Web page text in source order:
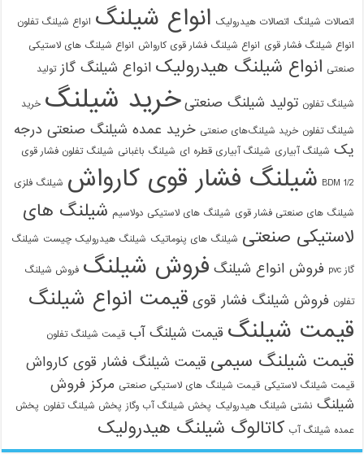
اتصالات شیلنگ اتصالات هیدرولیک انواع شیلنگ انواع شیلنگ تفلون
انواع شیلنگ فشار قوی انواع شیلنگ فشار قوی کارواش انواع شیلنگ های لاستیکی
صنعتی انواع شیلنگ هیدرولیک انواع شیلنگ گاز تولید
شیلنگ تفلون تولید شیلنگ صنعتی خرید شیلنگ خرید
شیلنگ تفلون خرید شیلنگ‌های صنعتی خرید عمده شیلنگ صنعتی درجه
یک شیلنگ آبیاری شیلنگ آبیاری قطره ای شیلنگ باغبانی شیلنگ تفلون فشار قوی
1/2 BDM شیلنگ فشار قوی کارواش شیلنگ فلزی
شیلنگ های صنعتی فشار قوی شیلنگ های لاستیکی دولاسیم شیلنگ های
لاستیکی صنعتی شیلنگ های پنوماتیک شیلنگ هیدرولیک چیست شیلنگ
گاز pvc فروش انواع شیلنگ فروش شیلنگ فروش شیلنگ
تفلون فروش شیلنگ فشار قوی قیمت انواع شیلنگ
قیمت شیلنگ قیمت شیلنگ آب قیمت شیلنگ تفلون
قیمت شیلنگ سیمی قیمت شیلنگ فشار قوی کارواش
قیمت شیلنگ لاستیکی قیمت شیلنگ های لاستیکی صنعتی مرکز فروش
شیلنگ نشتی شیلنگ هیدرولیک پخش شیلنگ آب وگاز پخش شیلنگ تفلون پخش
عمده شیلنگ آب کاتالوگ شیلنگ هیدرولیک